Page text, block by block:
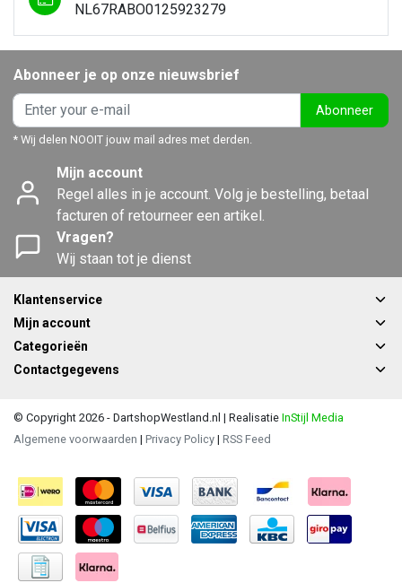
NL67RABO0125923279
Abonneer je op onze nieuwsbrief
Abonneer
* Wij delen NOOIT jouw mail adres met derden.
Mijn account
Regel alles in je account. Volg je bestelling, betaal
facturen of retourneer een artikel.
Vragen?
Wij staan tot je dienst
Klantenservice
Mijn account
Categorieën
Contactgegevens
© Copyright 2026 - DartshopWestland.nl | Realisatie InStijl Media
Algemene voorwaarden | Privacy Policy | RSS Feed